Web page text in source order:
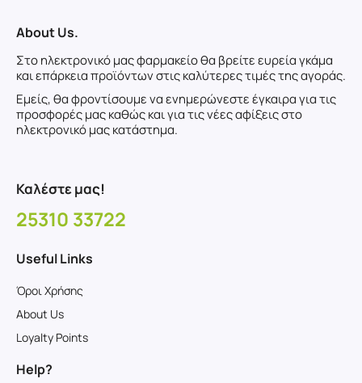
About Us.
Στο ηλεκτρονικό μας φαρμακείο θα βρείτε ευρεία γκάμα
και επάρκεια προϊόντων στις καλύτερες τιμές της αγοράς.
Εμείς, θα φροντίσουμε να ενημερώνεστε έγκαιρα για τις
προσφορές μας καθώς και για τις νέες αφίξεις στο
ηλεκτρονικό μας κατάστημα.
Καλέστε μας!
25310 33722
Useful Links
Όροι Χρήσης
About Us
Loyalty Points
Help?